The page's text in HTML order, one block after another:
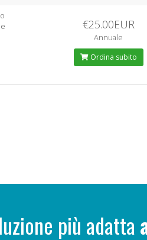
€25.00EUR
Annuale
Ordina subito
più adatta